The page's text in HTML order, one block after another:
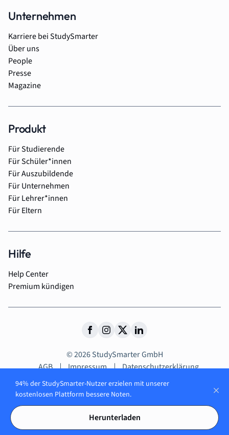
Unternehmen
Karriere bei StudySmarter
Über uns
People
Presse
Magazine
Produkt
Für Studierende
Für Schüler*innen
Für Auszubildende
Für Unternehmen
Für Lehrer*innen
Für Eltern
Hilfe
Help Center
Premium kündigen
© 2026 StudySmarter GmbH
AGB
Impressum Datenschutzerklärung
Entdecke über
94% der StudySmarter-Nutzer erzielen mit unserer
kostenlosen Plattform bessere Noten.
Herunterladen